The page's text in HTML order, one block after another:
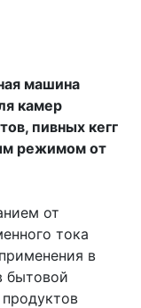
машина
камер
пивных кегг
режимом от
от
тока
в
бытовой